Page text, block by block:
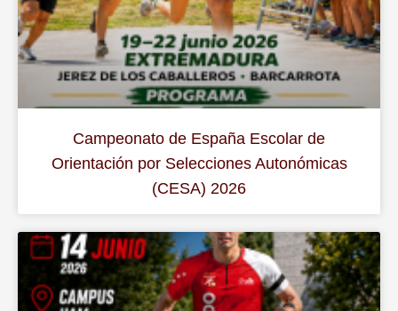
Campeonato de España Escolar de
Orientación por Selecciones Autonómicas
(CESA) 2026